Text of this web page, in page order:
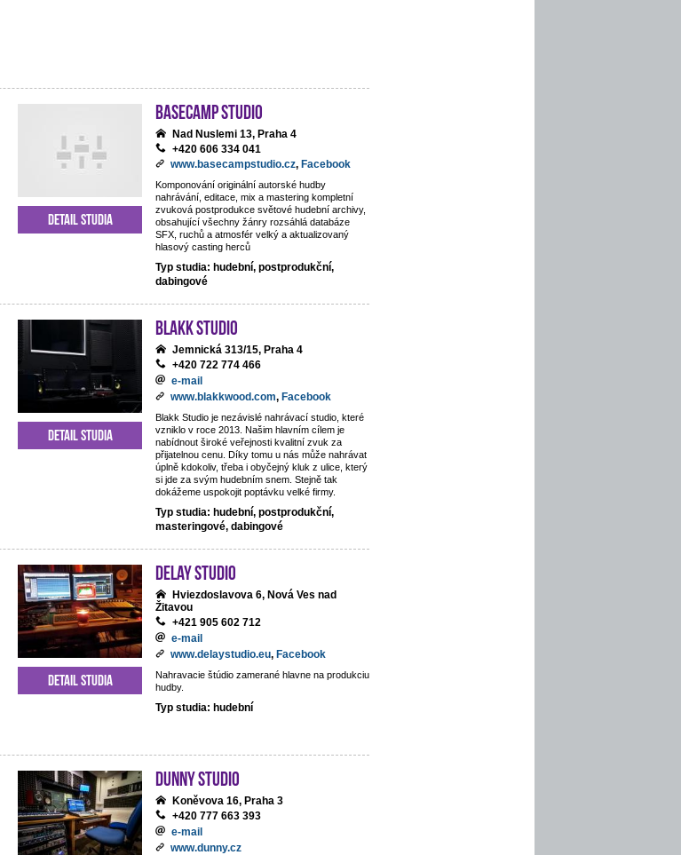
BaseCamp studio
Nad Nuslemi 13, Praha 4
+420 606 334 041
www.basecampstudio.cz, Facebook
Komponování originální autorské hudby
nahrávání, editace, mix a mastering kompletní
zvuková postprodukce světové hudební archivy,
obsahující všechny žánry rozsáhlá databáze
SFX, ruchů a atmosfér velký a aktualizovaný
hlasový casting herců
Typ studia: hudební, postprodukční,
dabingové
Detail studia
Blakk Studio
Jemnická 313/15, Praha 4
+420 722 774 466
e-mail
www.blakkwood.com, Facebook
Blakk Studio je nezávislé nahrávací studio, které
vzniklo v roce 2013. Našim hlavním cílem je
nabídnout široké veřejnosti kvalitní zvuk za
přijatelnou cenu. Díky tomu u nás může nahrávat
úplně kdokoliv, třeba i obyčejný kluk z ulice, který
si jde za svým hudebním snem. Stejně tak
dokážeme uspokojit poptávku velké firmy.
Typ studia: hudební, postprodukční,
masteringové, dabingové
Detail studia
DeLay studio
Hviezdoslavova 6, Nová Ves nad
Žitavou
+421 905 602 712
e-mail
www.delaystudio.eu, Facebook
Nahravacie štúdio zamerané hlavne na produkciu
hudby.
Typ studia: hudební
Detail studia
Dunny studio
Koněvova 16, Praha 3
+420 777 663 393
e-mail
www.dunny.cz